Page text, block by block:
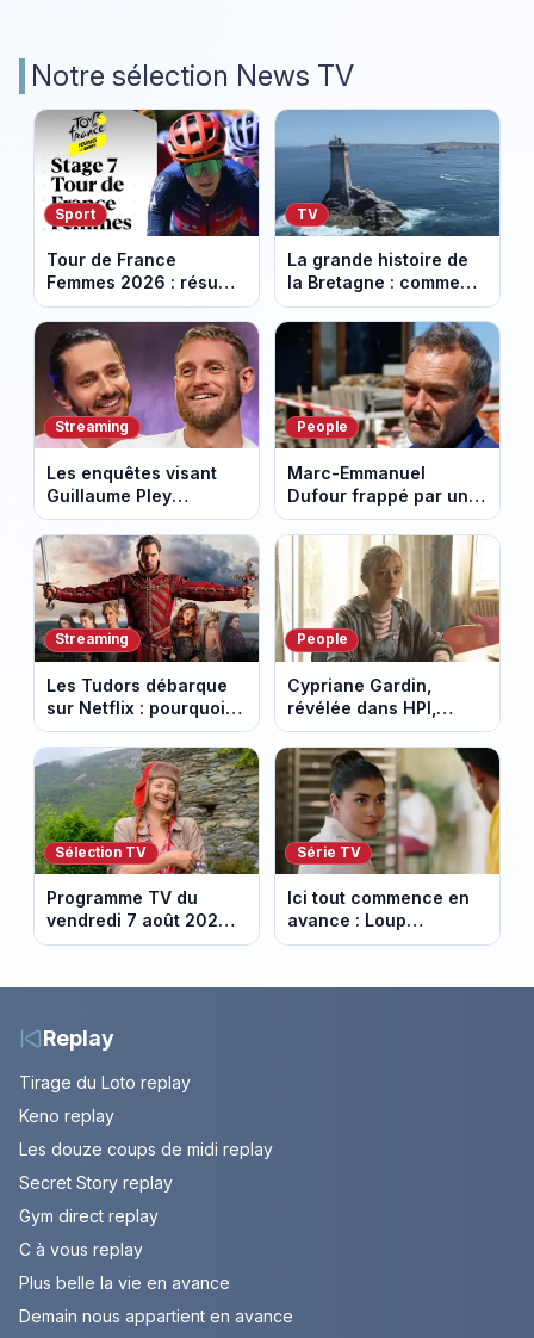
Notre sélection News TV
Sport
Tour de France
Femmes 2026 : résumé
vidéo de la 7e étape
avec l'ascension du
Mont Ventoux
TV
La grande histoire de
la Bretagne : comment
les Bretons ont
défendu leur culture
au fil des décennies
Streaming
Les enquêtes visant
Guillaume Pley
poussent Ragnar Le
Breton à quitter la
tournée Legend
People
Marc-Emmanuel
Dufour frappé par un
terrible incendie : son
chalet part en fumée
Streaming
Les Tudors débarque
sur Netflix : pourquoi la
série n’a rien perdu de
son pouvoir
People
Cypriane Gardin,
révélée dans HPI,
lance une cagnotte
après des difficultés
financières
Sélection TV
Programme TV du
vendredi 7 août 2026 :
notre sélection pour
Série TV
Ici tout commence en
avance : Loup
découvre la trahison
10 août 2026 (spoiler)
Replay
Tirage du Loto replay
Keno replay
Les douze coups de midi replay
Secret Story replay
Gym direct replay
C à vous replay
Plus belle la vie en avance
Demain nous appartient en avance